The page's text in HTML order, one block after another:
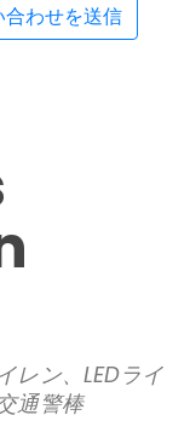
合わせを送信
レン、LEDライ
通警棒